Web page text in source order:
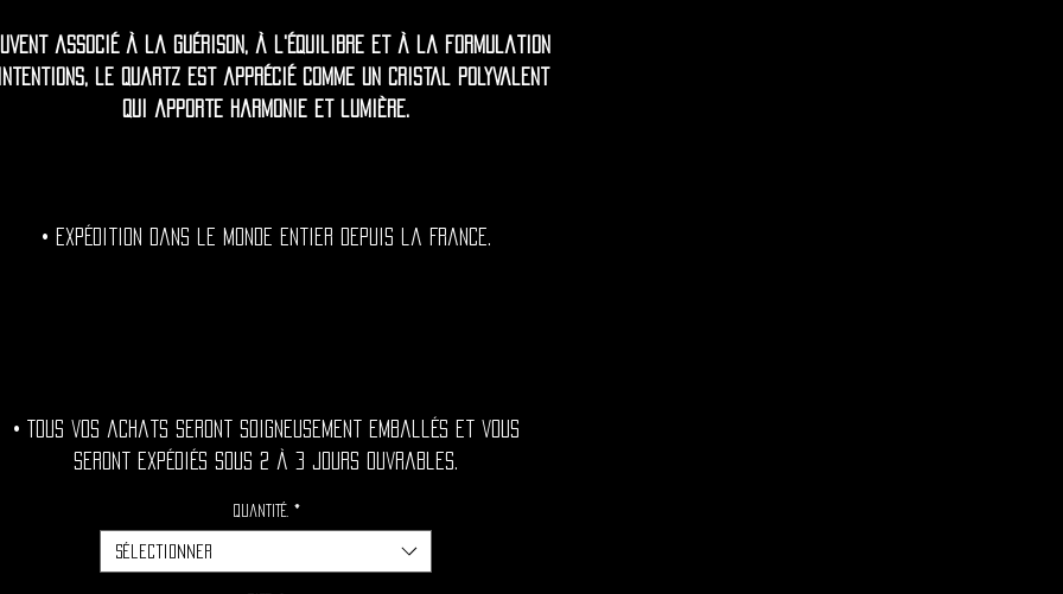
associé à la guérison, à l'équilibre et à la formulation
le quartz est apprécié comme un cristal polyvalent
qui apporte harmonie et lumière.
• Expédition dans le monde entier depuis la France.
• Tous vos achats seront soigneusement emballés et vous
seront expédiés sous 2 à 3 jours ouvrables.
Quantité. *
Sélectionner